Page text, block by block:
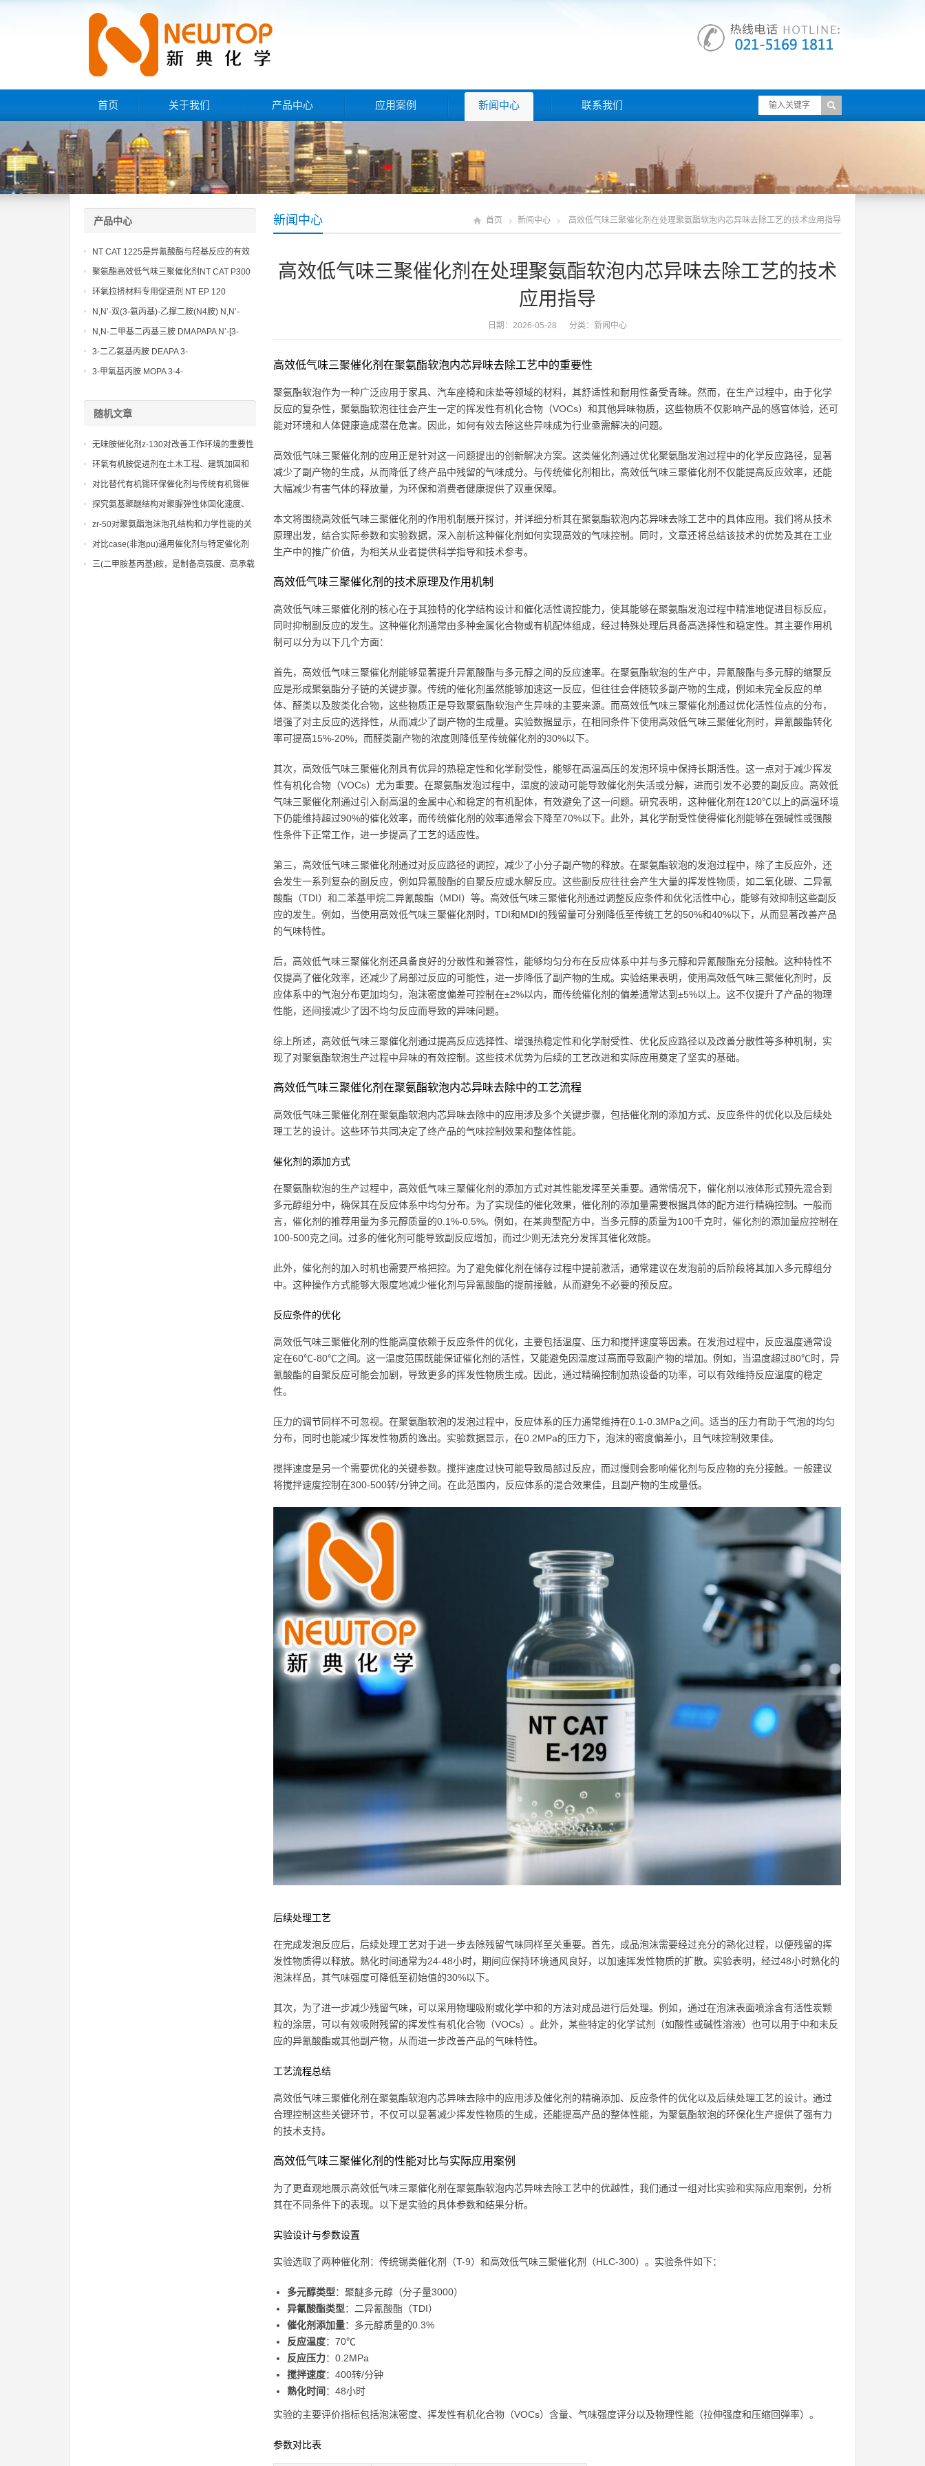
首页 关于我们 产品中心 应用案例 新闻中心 联系我们
新闻中心 首页 新闻中心 高效低气味三聚催化剂在处理聚氨酯软泡内芯异味去除工艺的技术应用指导
高效低气味三聚催化剂在处理聚氨酯软泡内芯异味去除工艺的技术
应用指导
日期：2026-05-28 分类： 新闻中心
高效低气味三聚催化剂在聚氨酯软泡内芯异味去除工艺中的重要性
聚氨酯软泡作为一种广泛应用于家具、汽车座椅和床垫等领域的材料，其舒适性和耐用性备受青睐。然而，在生产过程中，由于化学
反应的复杂性，聚氨酯软泡往往会产生一定的挥发性有机化合物（VOCs）和其他异味物质，这些物质不仅影响产品的感官体验，还可
能对环境和人体健康造成潜在危害。因此，如何有效去除这些异味成为行业亟需解决的问题。
高效低气味三聚催化剂的应用正是针对这一问题提出的创新解决方案。这类催化剂通过优化聚氨酯发泡过程中的化学反应路径，显著
减少了副产物的生成，从而降低了终产品中残留的气味成分。与传统催化剂相比，高效低气味三聚催化剂不仅能提高反应效率，还能
大幅减少有害气体的释放量，为环保和消费者健康提供了双重保障。
本文将围绕高效低气味三聚催化剂的作用机制展开探讨，并详细分析其在聚氨酯软泡内芯异味去除工艺中的具体应用。我们将从技术
原理出发，结合实际参数和实验数据，深入剖析这种催化剂如何实现高效的气味控制。同时，文章还将总结该技术的优势及其在工业
生产中的推广价值，为相关从业者提供科学指导和技术参考。
高效低气味三聚催化剂的技术原理及作用机制
高效低气味三聚催化剂的核心在于其独特的化学结构设计和催化活性调控能力，使其能够在聚氨酯发泡过程中精准地促进目标反应，
同时抑制副反应的发生。这种催化剂通常由多种金属化合物或有机配体组成，经过特殊处理后具备高选择性和稳定性。其主要作用机
制可以分为以下几个方面：
首先，高效低气味三聚催化剂能够显著提升异氰酸酯与多元醇之间的反应速率。在聚氨酯软泡的生产中，异氰酸酯与多元醇的缩聚反
应是形成聚氨酯分子链的关键步骤。传统的催化剂虽然能够加速这一反应，但往往会伴随较多副产物的生成，例如未完全反应的单
体、醛类以及胺类化合物，这些物质正是导致聚氨酯软泡产生异味的主要来源。而高效低气味三聚催化剂通过优化活性位点的分布，
增强了对主反应的选择性，从而减少了副产物的生成量。实验数据显示，在相同条件下使用高效低气味三聚催化剂时，异氰酸酯转化
率可提高15%-20%，而醛类副产物的浓度则降低至传统催化剂的30%以下。
其次，高效低气味三聚催化剂具有优异的热稳定性和化学耐受性，能够在高温高压的发泡环境中保持长期活性。这一点对于减少挥发
性有机化合物（VOCs）尤为重要。在聚氨酯发泡过程中，温度的波动可能导致催化剂失活或分解，进而引发不必要的副反应。高效低
气味三聚催化剂通过引入耐高温的金属中心和稳定的有机配体，有效避免了这一问题。研究表明，这种催化剂在120℃以上的高温环境
下仍能维持超过90%的催化效率，而传统催化剂的效率通常会下降至70%以下。此外，其化学耐受性使得催化剂能够在强碱性或强酸
性条件下正常工作，进一步提高了工艺的适应性。
第三，高效低气味三聚催化剂通过对反应路径的调控，减少了小分子副产物的释放。在聚氨酯软泡的发泡过程中，除了主反应外，还
会发生一系列复杂的副反应，例如异氰酸酯的自聚反应或水解反应。这些副反应往往会产生大量的挥发性物质，如二氧化碳、二异氰
酸酯（TDI）和二苯基甲烷二异氰酸酯（MDI）等。高效低气味三聚催化剂通过调整反应条件和优化活性中心，能够有效抑制这些副反
应的发生。例如，当使用高效低气味三聚催化剂时，TDI和MDI的残留量可分别降低至传统工艺的50%和40%以下，从而显著改善产品
的气味特性。
后，高效低气味三聚催化剂还具备良好的分散性和兼容性，能够均匀分布在反应体系中并与多元醇和异氰酸酯充分接触。这种特性不
仅提高了催化效率，还减少了局部过反应的可能性，进一步降低了副产物的生成。实验结果表明，使用高效低气味三聚催化剂时，反
应体系中的气泡分布更加均匀，泡沫密度偏差可控制在±2%以内，而传统催化剂的偏差通常达到±5%以上。这不仅提升了产品的物理
性能，还间接减少了因不均匀反应而导致的异味问题。
综上所述，高效低气味三聚催化剂通过提高反应选择性、增强热稳定性和化学耐受性、优化反应路径以及改善分散性等多种机制，实
现了对聚氨酯软泡生产过程中异味的有效控制。这些技术优势为后续的工艺改进和实际应用奠定了坚实的基础。
高效低气味三聚催化剂在聚氨酯软泡内芯异味去除中的工艺流程
高效低气味三聚催化剂在聚氨酯软泡内芯异味去除中的应用涉及多个关键步骤，包括催化剂的添加方式、反应条件的优化以及后续处
理工艺的设计。这些环节共同决定了终产品的气味控制效果和整体性能。
催化剂的添加方式
在聚氨酯软泡的生产过程中，高效低气味三聚催化剂的添加方式对其性能发挥至关重要。通常情况下，催化剂以液体形式预先混合到
多元醇组分中，确保其在反应体系中均匀分布。为了实现佳的催化效果，催化剂的添加量需要根据具体的配方进行精确控制。一般而
言，催化剂的推荐用量为多元醇质量的0.1%-0.5%。例如，在某典型配方中，当多元醇的质量为100千克时，催化剂的添加量应控制在
100-500克之间。过多的催化剂可能导致副反应增加，而过少则无法充分发挥其催化效能。
此外，催化剂的加入时机也需要严格把控。为了避免催化剂在储存过程中提前激活，通常建议在发泡前的后阶段将其加入多元醇组分
中。这种操作方式能够大限度地减少催化剂与异氰酸酯的提前接触，从而避免不必要的预反应。
反应条件的优化
高效低气味三聚催化剂的性能高度依赖于反应条件的优化，主要包括温度、压力和搅拌速度等因素。在发泡过程中，反应温度通常设
定在60℃-80℃之间。这一温度范围既能保证催化剂的活性，又能避免因温度过高而导致副产物的增加。例如，当温度超过80℃时，异
氰酸酯的自聚反应可能会加剧，导致更多的挥发性物质生成。因此，通过精确控制加热设备的功率，可以有效维持反应温度的稳定
性。
压力的调节同样不可忽视。在聚氨酯软泡的发泡过程中，反应体系的压力通常维持在0.1-0.3MPa之间。适当的压力有助于气泡的均匀
分布，同时也能减少挥发性物质的逸出。实验数据显示，在0.2MPa的压力下，泡沫的密度偏差小，且气味控制效果佳。
搅拌速度是另一个需要优化的关键参数。搅拌速度过快可能导致局部过反应，而过慢则会影响催化剂与反应物的充分接触。一般建议
将搅拌速度控制在300-500转/分钟之间。在此范围内，反应体系的混合效果佳，且副产物的生成量低。
后续处理工艺
在完成发泡反应后，后续处理工艺对于进一步去除残留气味同样至关重要。首先，成品泡沫需要经过充分的熟化过程，以便残留的挥
发性物质得以释放。熟化时间通常为24-48小时，期间应保持环境通风良好，以加速挥发性物质的扩散。实验表明，经过48小时熟化的
泡沫样品，其气味强度可降低至初始值的30%以下。
其次，为了进一步减少残留气味，可以采用物理吸附或化学中和的方法对成品进行后处理。例如，通过在泡沫表面喷涂含有活性炭颗
粒的涂层，可以有效吸附残留的挥发性有机化合物（VOCs）。此外，某些特定的化学试剂（如酸性或碱性溶液）也可以用于中和未反
应的异氰酸酯或其他副产物，从而进一步改善产品的气味特性。
工艺流程总结
高效低气味三聚催化剂在聚氨酯软泡内芯异味去除中的应用涉及催化剂的精确添加、反应条件的优化以及后续处理工艺的设计。通过
合理控制这些关键环节，不仅可以显著减少挥发性物质的生成，还能提高产品的整体性能，为聚氨酯软泡的环保化生产提供了强有力
的技术支持。
高效低气味三聚催化剂的性能对比与实际应用案例
为了更直观地展示高效低气味三聚催化剂在聚氨酯软泡内芯异味去除工艺中的优越性，我们通过一组对比实验和实际应用案例，分析
其在不同条件下的表现。以下是实验的具体参数和结果分析。
实验设计与参数设置
实验选取了两种催化剂：传统锡类催化剂（T-9）和高效低气味三聚催化剂（HLC-300）。实验条件如下：
多元醇类型：聚醚多元醇（分子量3000）
异氰酸酯类型：二异氰酸酯（TDI）
催化剂添加量：多元醇质量的0.3%
反应温度：70℃
反应压力：0.2MPa
搅拌速度：400转/分钟
熟化时间 ：48小时
实验的主要评价指标包括泡沫密度、挥发性有机化合物（VOCs）含量、气味强度评分以及物理性能（拉伸强度和压缩回弹率）。
参数对比表
产品中心
NT CAT 1225是异氰酸酯与羟基反应的有效
催化剂
聚氨酯高效低气味三聚催化剂NT CAT P300
环氧拉挤材料专用促进剂 NT EP 120
N,N’-双(3-氨丙基)-乙撑二胺(N4胺) N,N’-
Bis(3-aminopropyl)-ethylenediamine CAS
No10563-26-5
N,N-二甲基二丙基三胺 DMAPAPA N’-[3-
(dimethylamino)propyllpropane-1,3-
diamine CAS No10563-29-8
3-二乙氨基丙胺 DEAPA 3-
(Diethylamino)propylamine CAS No 104-
3-甲氧基丙胺 MOPA 3-4-
随机文章
无味胺催化剂z-130对改善工作环境的重要性
环氧有机胺促进剂在土木工程、建筑加固和
工业维修领域中的应用实践与案例分析
对比替代有机锡环保催化剂与传统有机锡催
化剂的性能特点与环保优势
探究氨基聚醚结构对聚脲弹性体固化速度、
硬度和力学性能的影响机制
zr-50对聚氨酯泡沫泡孔结构和力学性能的关
键影响。
对比case(非泡pu)通用催化剂与特定催化剂
在不同case应用中的性能差异
三(二甲胺基丙基)胺，是制备高强度、高承载